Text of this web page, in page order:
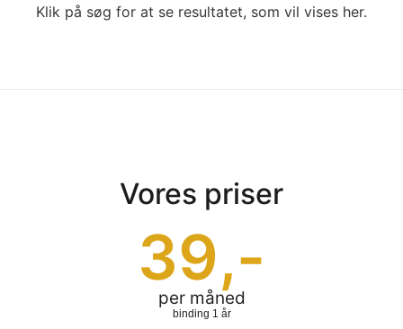
Klik på søg for at se resultatet, som vil vises her.
Vores priser
per måned
39,-
binding 1 år